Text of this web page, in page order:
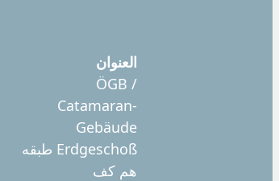
العنوان
ÖGB /
Catamaran-
Gebäude
Erdgeschoß طبقه
هم کف